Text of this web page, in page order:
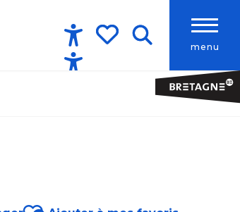
menu
Accessibilité
Ajouter aux favoris